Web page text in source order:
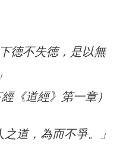
德不失德，是以無
《道經》第一章）
道，為而不爭。」